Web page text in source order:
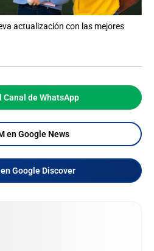
actualización con las mejores
Canal de WhatsApp
en Google News
Google Discover